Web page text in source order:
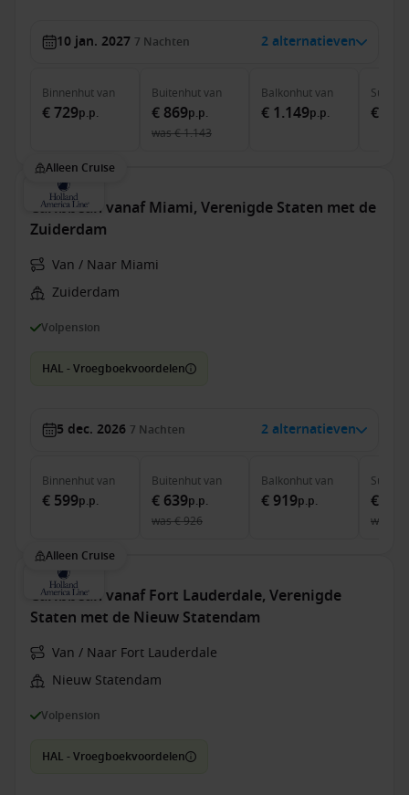
10 jan. 2027 7 Nachten 2 alternatieven
Binnenhutvan
€ 729p.p.
Buitenhutvan
€ 869p.p.
was€ 1.143
Balkonhutvan
€ 1.149p.p.
Suite
€
Alleen Cruise
Caribbean vanaf Miami, Verenigde Staten met de
Zuiderdam
Van / Naar Miami
Zuiderdam
Volpension
HAL - Vroegboekvoordelen
5 dec. 2026 7 Nachten 2 alternatieven
Binnenhutvan
€ 599p.p.
Buitenhutvan
€ 639p.p.
was€ 926
Balkonhutvan
€ 919p.p.
Suite
€
was
Alleen Cruise
Caribbean vanaf Fort Lauderdale, Verenigde
Staten met de Nieuw Statendam
Van / Naar Fort Lauderdale
Nieuw Statendam
Volpension
HAL - Vroegboekvoordelen